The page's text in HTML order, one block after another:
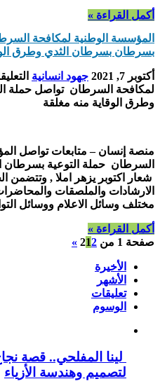
أكمل القراءة »
المؤسسة الوطنية لمكافحة
بسرطان بسرطان الثدي وطرق
أكتوبر 7, 2021 جهود انسانية
لمكافحة السرطان تواصل حملة
وطرق الوقاية منه مغلقة
منصة إنسان – متابعات تواصل
السرطان حملة التوعية بسرطان
شعار اكتوبر يزهر املا , وتتضمن
الارشادات والملصقات
مختلف وسائل الاعلام ووسائل
أكمل القراءة »
صفحة 1 من 2
12
»
الأخيرة
الأشهر
تعليقات
الوسوم
لينا المفلحي.. قصة
لتصميم وهندسة الأزياء